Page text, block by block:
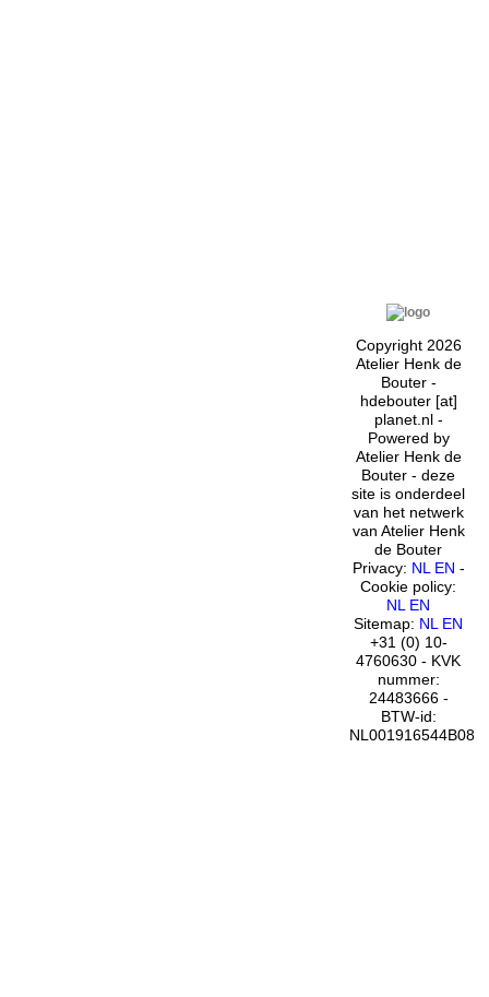
Copyright 2026
Atelier Henk de
Bouter -
hdebouter [at]
planet.nl -
Powered by
Atelier Henk de
Bouter - deze
site is onderdeel
van het netwerk
van Atelier Henk
de Bouter
Privacy: NL EN -
Cookie policy:
NL EN
Sitemap: NL EN
+31 (0) 10-
4760630 - KVK
nummer:
24483666 -
BTW-id:
NL001916544B08